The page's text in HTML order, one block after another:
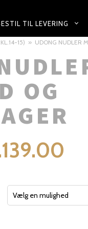
TIL LEVERING
15) UDONG NUDLER
OG
139.00